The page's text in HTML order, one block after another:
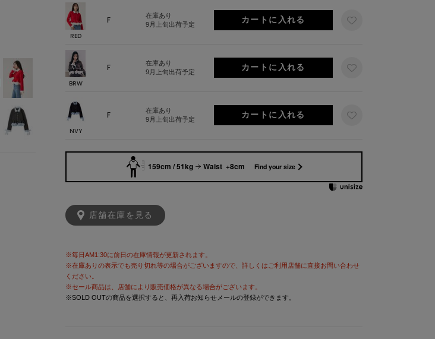
RED
F
在庫あり
9月上旬出荷予定
BRW
F
在庫あり
9月上旬出荷予定
NVY
F
在庫あり
9月上旬出荷予定
159cm / 51kg Waist +8cm Find your size
店舗在庫を見る
※毎日AM1:30に前日の在庫情報が更新されます。
※在庫ありの表示でも売り切れ等の場合がございますので、詳しくはご利用店舗に直接お問い合わせ
ください。
※セール商品は、店舗により販売価格が異なる場合がございます。
※SOLD OUTの商品を選択すると、再入荷お知らせメールの登録ができます。